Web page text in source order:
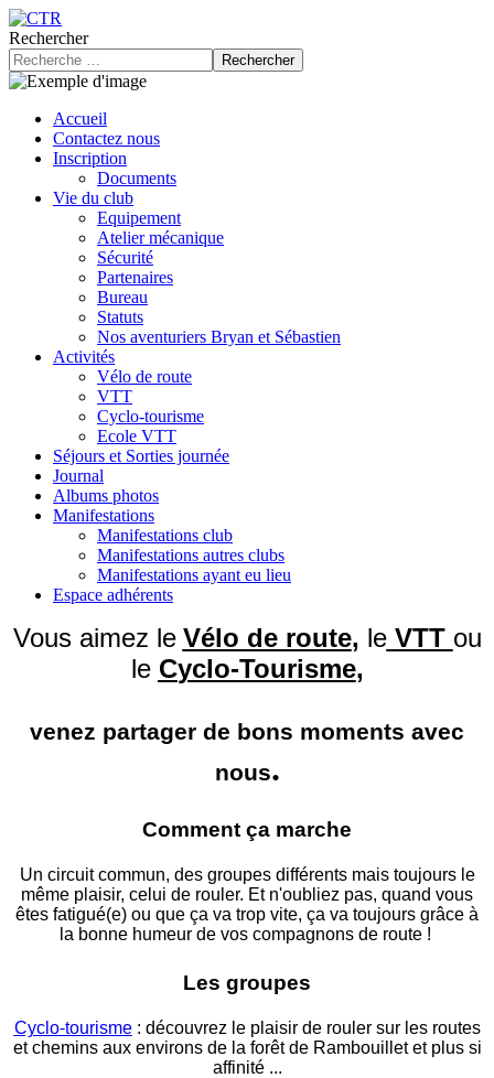
Rechercher
Rechercher
Accueil
Contactez nous
Inscription
Documents
Vie du club
Equipement
Atelier mécanique
Sécurité
Partenaires
Bureau
Statuts
Nos aventuriers Bryan et Sébastien
Activités
Vélo de route
VTT
Cyclo-tourisme
Ecole VTT
Séjours et Sorties journée
Journal
Albums photos
Manifestations
Manifestations club
Manifestations autres clubs
Manifestations ayant eu lieu
Espace adhérents
Vous aimez le Vélo de route, le VTT ou
le Cyclo-Tourisme,
venez partager de bons moments avec
nous.
Comment ça marche
Un circuit commun, des groupes différents mais toujours le
même plaisir, celui de rouler. Et n'oubliez pas, quand vous
êtes fatigué(e) ou que ça va trop vite, ça va toujours grâce à
la bonne humeur de vos compagnons de route !
Les groupes
Cyclo-tourisme: découvrez le plaisir de rouler sur les routes
et chemins aux environs de la forêt de Rambouillet et plus si
affinité ...
précédente
précédent
suivante
suivant